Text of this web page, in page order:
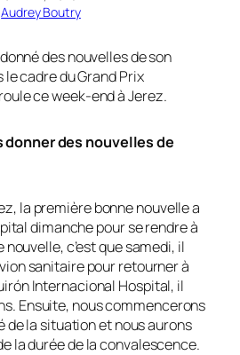
Audrey Boutry
des nouvelles de son
cadre du Grand Prix
ce week-end à Jerez.
donner des nouvelles de
la première bonne nouvelle a
dimanche pour se rendre à
nouvelle, c’est que samedi, il
sanitaire pour retourner à
Internacional Hospital, il
Ensuite, nous commencerons
de la situation et nous aurons
la durée de la convalescence.